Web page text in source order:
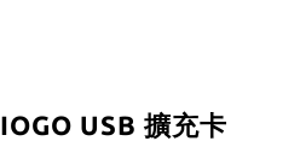
IOGO USB 擴充卡